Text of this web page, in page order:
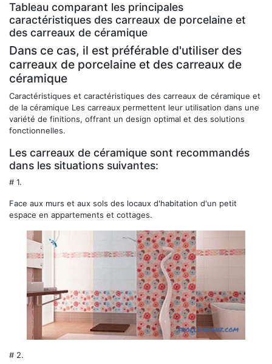
Tableau comparant les principales
caractéristiques des carreaux de porcelaine et
des carreaux de céramique
Dans ce cas, il est préférable d'utiliser des
carreaux de porcelaine et des carreaux de
céramique
Caractéristiques et caractéristiques des carreaux de céramique et
de la céramique Les carreaux permettent leur utilisation dans une
variété de finitions, offrant un design optimal et des solutions
fonctionnelles.
Les carreaux de céramique sont recommandés
dans les situations suivantes:
# 1.
Face aux murs et aux sols des locaux d'habitation d'un petit
espace en appartements et cottages.
# 2.